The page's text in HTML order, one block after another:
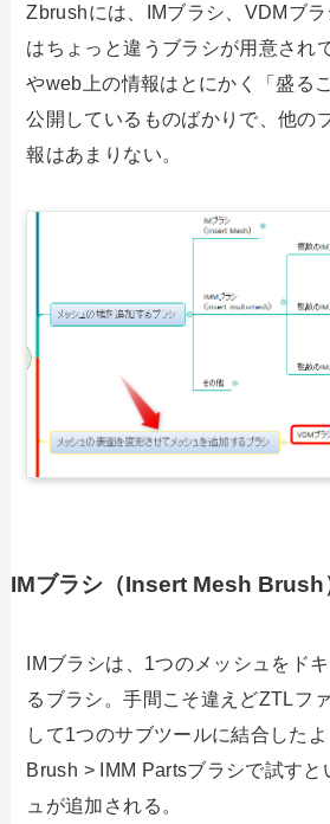
Zbrushには、IMブラシ、VDMブ
はちょっと違うブラシが用意され
やweb上の情報はとにかく「盛る
公開しているものばかりで、他の
報はあまりない。
IMブラシ（Insert Mesh Brush
IMブラシは、1つのメッシュをド
るブラシ。手間こそ違えどZTLフ
して1つのサブツールに結合したよ
Brush > IMM Partsブラシで試すと
ュが追加される。